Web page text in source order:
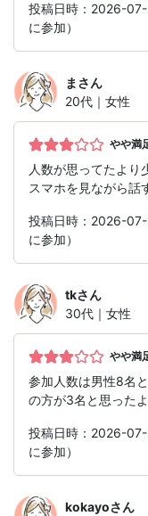
投稿日時：2026-
に参加）
ま さん
20代｜女性
やや満
人数が思ってたより
スマホを見ながら話
投稿日時：2026-
に参加）
tkさん
30代｜女性
やや満
参加人数は男性8名
の方が3名と思った
投稿日時：2026-
に参加）
kokayoさん